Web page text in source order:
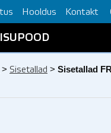
Hooldus Kontakt
> Sisetallad > Sisetallad